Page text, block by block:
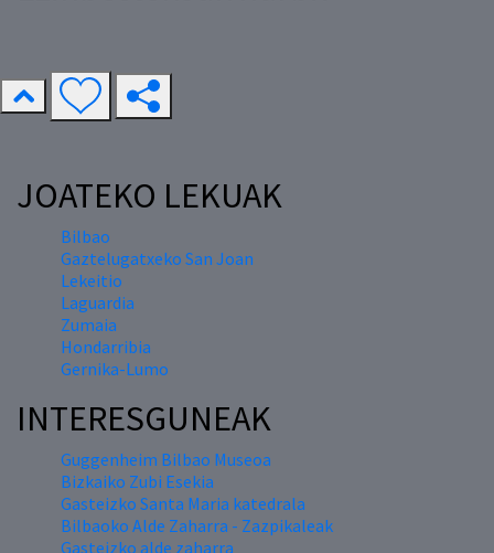
JOATEKO LEKUAK
Bilbao
Gaztelugatxeko San Joan
Lekeitio
Laguardia
Zumaia
Hondarribia
Gernika-Lumo
INTERESGUNEAK
Guggenheim Bilbao Museoa
Bizkaiko Zubi Esekia
Gasteizko Santa Maria katedrala
Bilbaoko Alde Zaharra - Zazpikaleak
Gasteizko alde zaharra